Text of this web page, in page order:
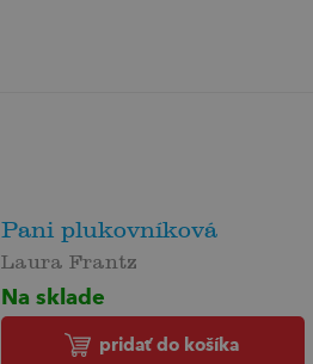
Pani plukovníková
Laura Frantz
Na sklade
pridať do košíka